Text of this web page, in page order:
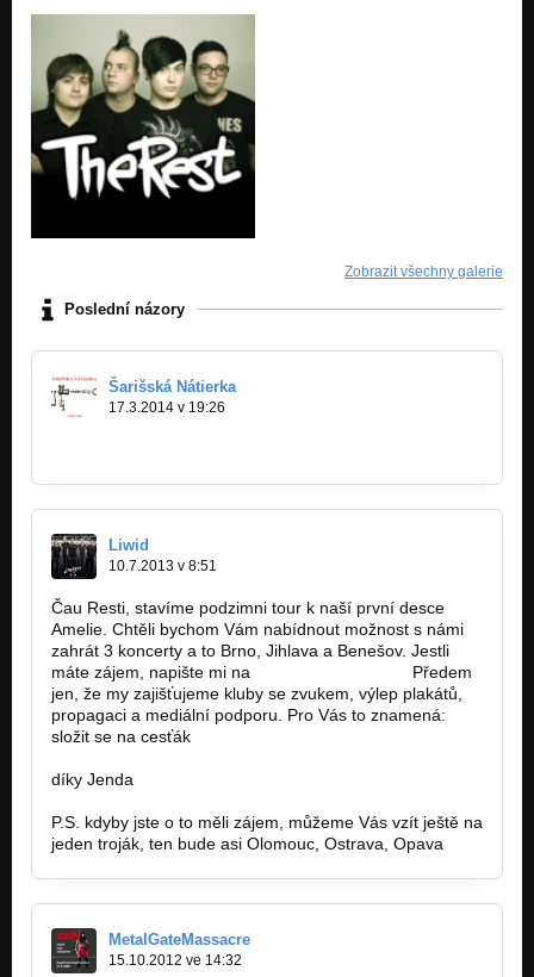
Zobrazit všechny galerie
Poslední názory
Šarišská Nátierka
17.3.2014 v 19:26
Liwid
10.7.2013 v 8:51
Čau Resti, stavíme podzimni tour k naší první desce
Amelie. Chtěli bychom Vám nabídnout možnost s námi
zahrát 3 koncerty a to Brno, Jihlava a Benešov. Jestli
máte zájem, napište mi na
Předem
jen, že my zajišťujeme kluby se zvukem, výlep plakátů,
propagaci a mediální podporu. Pro Vás to znamená:
složit se na cesťák
díky Jenda
P.S. kdyby jste o to měli zájem, můžeme Vás vzít ještě na
jeden troják, ten bude asi Olomouc, Ostrava, Opava
MetalGateMassacre
15.10.2012 ve 14:32